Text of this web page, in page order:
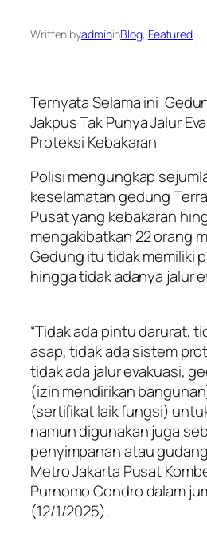
Written byadmininBlog, Featured
Ternyata Selama ini
Jakpus Tak Punya Jalur
Proteksi Kebakaran
Polisi mengungkap
keselamatan gedung
Pusat yang kebakaran
mengakibatkan 22 orang
Gedung itu tidak memiliki
hingga tidak adanya jalur
“Tidak ada pintu darurat,
asap, tidak ada sistem
tidak ada jalur evakuasi,
(izin mendirikan
(sertifikat laik fungsi)
namun digunakan juga
penyimpanan atau
Metro Jakarta Pusat
Purnomo Condro dalam
(12/1/2025).